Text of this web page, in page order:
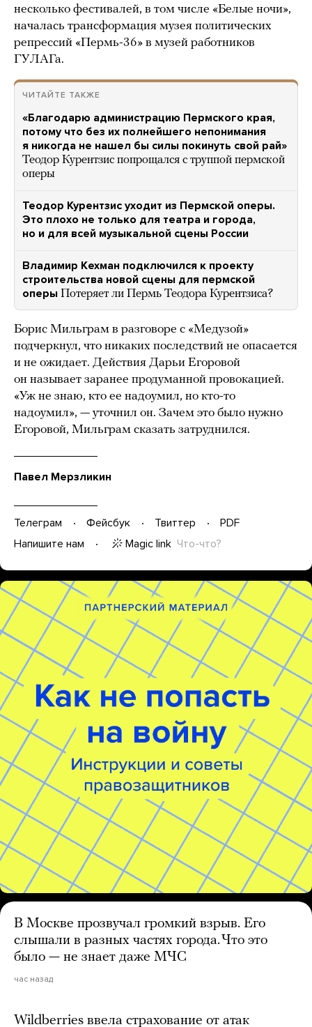
несколько фестивалей, в том числе «Белые ночи»,
началась трансформация музея политических
репрессий «Пермь-36» в музей работников
ГУЛАГа.
ЧИТАЙТЕ ТАКЖЕ
«Благодарю администрацию Пермского края,
потому что без их полнейшего непонимания
я никогда не нашел бы силы покинуть свой рай»
Теодор Курентзис попрощался с труппой пермской
оперы
Теодор Курентзис уходит из Пермской оперы.
Это плохо не только для театра и города,
но и для всей музыкальной сцены России
Владимир Кехман подключился к проекту
строительства новой сцены для пермской
оперы Потеряет ли Пермь Теодора Курентзиса?
Борис Мильграм в разговоре с «Медузой»
подчеркнул, что никаких последствий не опасается
и не ожидает. Действия Дарьи Егоровой
он называет заранее продуманной провокацией.
«Уж не знаю, кто ее надоумил, но кто-то
надоумил», — уточнил он. Зачем это было нужно
Егоровой, Мильграм сказать затруднился.
Павел Мерзликин
Телеграм Фейсбук Твиттер
PDF
Напишите нам
Magic link Что-что?
В Москве прозвучал громкий взрыв. Его
слышали в разных частях города. Что это
было — не знает даже МЧС
час назад
Wildberries ввела страхование от атак